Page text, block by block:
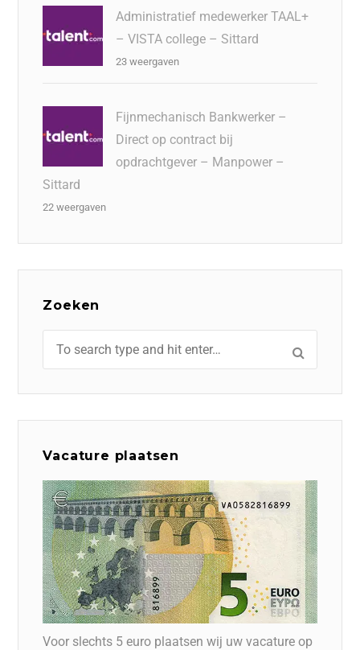
Administratief medewerker TAAL+
– VISTA college – Sittard
23 weergaven
Fijnmechanisch Bankwerker –
Direct op contract bij
opdrachtgever – Manpower –
Sittard
22 weergaven
Zoeken
Vacature plaatsen
Voor slechts 5 euro plaatsen wij uw vacature op